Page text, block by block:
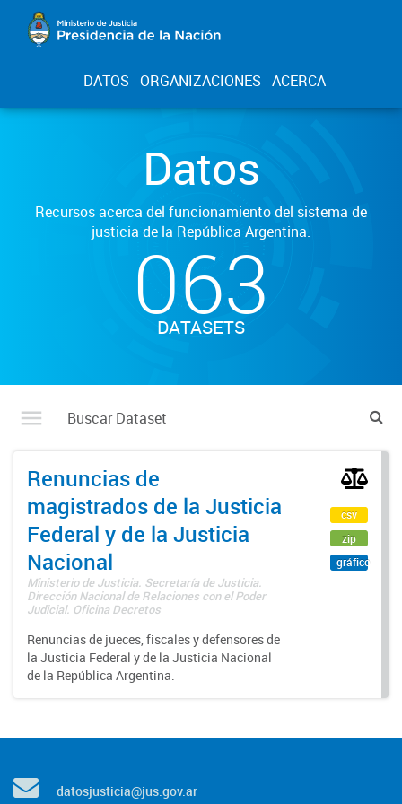
DATOS ORGANIZACIONES ACERCA
Datos
Recursos acerca del funcionamiento del sistema de
justicia de la República Argentina.
063
DATASETS
Renuncias de
magistrados de la Justicia
Federal y de la Justicia
Nacional
Ministerio de Justicia. Secretaría de Justicia.
Dirección Nacional de Relaciones con el Poder
Judicial. Oficina Decretos
Renuncias de jueces, fiscales y defensores de
la Justicia Federal y de la Justicia Nacional
de la República Argentina.
csv
zip
gráfico
datosjusticia@jus.gov.ar